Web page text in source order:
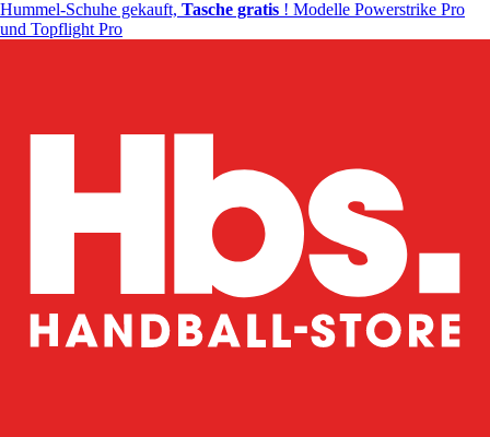
Hummel-Schuhe gekauft, Tasche gratis ! Modelle Powerstrike Pro
und Topflight Pro